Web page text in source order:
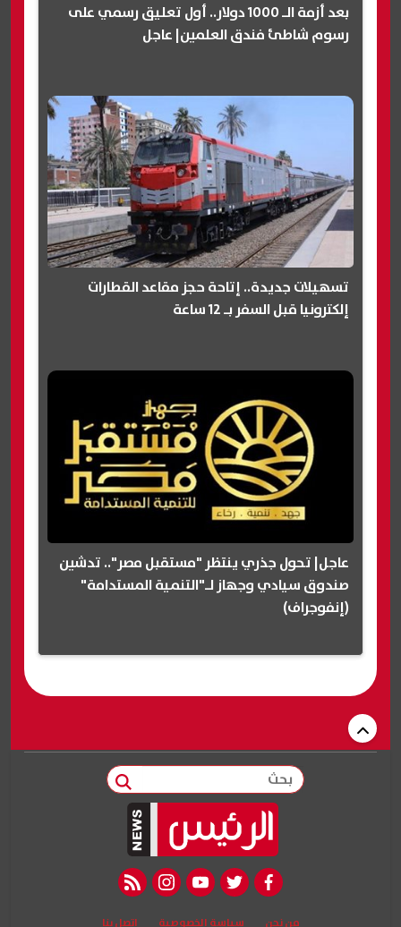
بعد أزمة الـ 1000 دولار.. أول تعليق رسمي على
رسوم شاطئ فندق العلمين| عاجل
تسهيلات جديدة.. إتاحة حجز مقاعد القطارات
إلكترونيا قبل السفر بـ 12 ساعة
عاجل| تحول جذري ينتظر "مستقبل مصر".. تدشين
صندوق سيادي وجهاز لـ"التنمية المستدامة"
(إنفوجراف)
بحث
facebook
twitter
youtube
instagram
rss feed
من نحن سياسة الخصوصية اتصل بنا